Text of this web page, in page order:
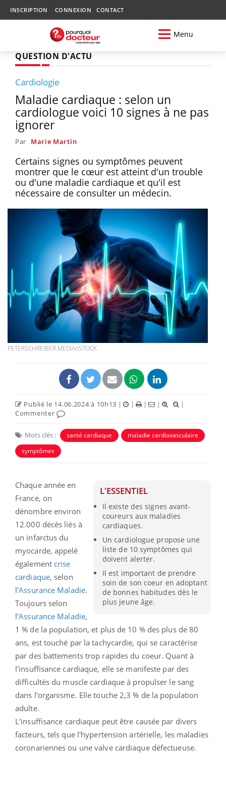
INSCRIPTION CONNEXION CONTACT
Menu
QUESTION D'ACTU
Cardiologie
Maladie cardiaque : selon un
cardiologue voici 10 signes à ne pas
ignorer
Par Marie Martin
Certains signes ou symptômes peuvent
montrer que le cœur est atteint d'un trouble
ou d'une maladie cardiaque et qu'il est
nécessaire de consulter un médecin.
PETERSCHREIBER.MEDIA/ISTOCK
Publié le 14.06.2024 à 10h13 | | | |
|
Commenter
Mots clés : santé cardiaque
maladie cardiovasculaire
symptômes
L'ESSENTIEL
Il existe des signes avant-
coureurs aux maladies
cardiaques.
Un cardiologue propose une
liste de 10 symptômes qui
doivent alerter.
Il est important de prendre
soin de son coeur en adoptant
de bonnes habitudes dès le
plus jeune âge.
Chaque année en
France, on
dénombre environ
12.000 décès liés à
un infarctus du
myocarde, appelé
également crise
cardiaque, selon
l'Assurance Maladie.
Toujours selon
l'Assurance Maladie,
1 % de la population, et plus de 10 % des plus de 80
ans, est touché par la tachycardie, qui se caractérise
par des battements trop rapides du coeur. Quant à
l'insuffisance cardiaque, elle se manifeste par des
difficultés du muscle cardiaque à propulser le sang
dans l'organisme. Elle touche 2,3 % de la population
adulte.
L'insuffisance cardiaque peut être causée par divers
facteurs, tels que l'hypertension artérielle, les maladies
coronariennes ou une valve cardiaque défectueuse.